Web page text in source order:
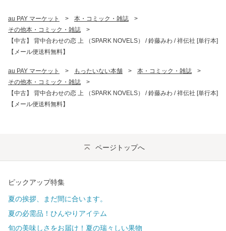
au PAY マーケット > 本・コミック・雑誌
>
その他本・コミック・雑誌
>
【中古】 背中合わせの恋 上 （SPARK NOVELS） / 鈴藤みわ / 祥伝社 [単行本]
【メール便送料無料】
au PAY マーケット > もったいない本舗 > 本・コミック・雑誌
>
その他本・コミック・雑誌
>
【中古】 背中合わせの恋 上 （SPARK NOVELS） / 鈴藤みわ / 祥伝社 [単行本]
【メール便送料無料】
ページトップへ
ピックアップ特集
夏の挨拶、まだ間に合います。
夏の必需品！ひんやりアイテム
旬の美味しさをお届け！夏の瑞々しい果物